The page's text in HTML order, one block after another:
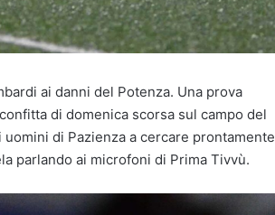
ai danni del Potenza. Una prova
di domenica scorsa sul campo del
di Pazienza a cercare prontamente
parlando ai microfoni di Prima Tivvù.